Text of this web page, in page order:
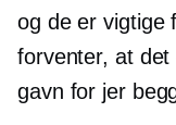
og de er vigtige
forventer, at det
gavn for jer